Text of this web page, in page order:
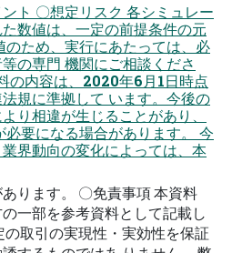
ト 〇想定リスク 各シミュレー
数値は、一定の前提条件の元
のため、実行にあたっては、必
の専門 機関にご相談くださ
の内容は、2020年6月1日時点
規に準拠して います。今後の
り相違が生じることがあり、
要になる場合があります。 今
界動向の変化によっては、本
ります。 〇免責事項 本資料
一部を参考資料として記載し
の取引の実現性・実効性を保証